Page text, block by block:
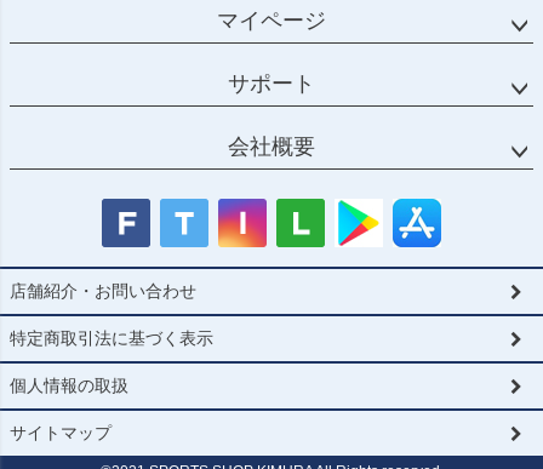
マイページ
サポート
会社概要
店舗紹介・お問い合わせ
特定商取引法に基づく表示
個人情報の取扱
サイトマップ